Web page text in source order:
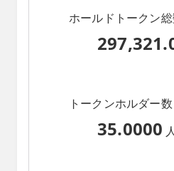
ホールドトークン
トークンホルダー数
35.0000